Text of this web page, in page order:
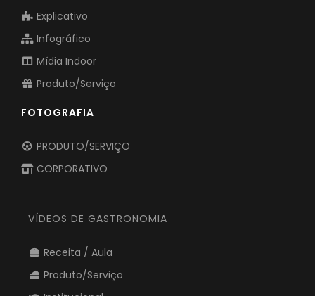
Explicativo
Infográfico
Mídia Indoor
Produto/Serviço
FOTOGRAFIA
PRODUTO/SERVIÇO
CORPORATIVO
VÍDEOS DE GASTRONOMIA
Receita / Aula
Produto/Serviço